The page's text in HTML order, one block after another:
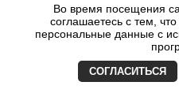
- Все
Политика
Во время посещения
соглашаетесь с тем,
персональные данные с
СОГЛАСИТЬСЯ